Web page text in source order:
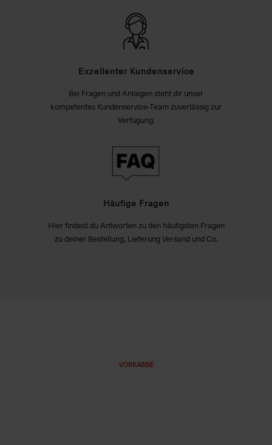
Exzellenter Kundenservice
Bei Fragen und Anliegen steht dir unser
kompetentes Kundenservice-Team zuverlässig zur
Verfügung.
Häufige Fragen
Hier findest du Antworten zu den häufigsten Fragen
zu deiner Bestellung, Lieferung Versand und Co.
VORKASSE